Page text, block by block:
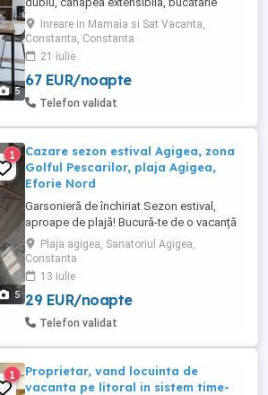
5
complet utilată, masina de spalat rufe,
masa si fier de calcat, baie cu cabină de
duș și o terasă de unde se poate admira
sau o familie cu copil. Situat foarte
aproape de stațiunea ...
Inreare in Mamaia si Sat Vacanta,
Constanta, Constanta
21 iulie
67 EUR/noapte
Telefon validat
5
1
Cazare sezon estival Agigea, zona
Golful Pescarilor, plaja Agigea,
Eforie Nord
Garsonieră de închiriat Sezon estival,
aproape de plajă! Bucură-te de o vacanță
relaxantă la mare într-o garsonieră
confortabilă, ideală pentru cupluri sau
familii mici. Situată într-o zonă liniștită, la
oferă tot ce ai nevoie pentru un sejur
plăcut. Plajă ...
Plaja agigea, Sanatoriul Agigea,
Constanta
13 iulie
29 EUR/noapte
Telefon validat
1
Proprietar, vand locuinta de
vacanta pe litoral in sistem time-